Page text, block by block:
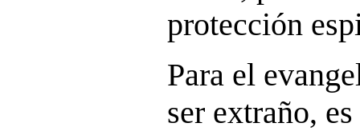
protección
Para el
ser extraño,